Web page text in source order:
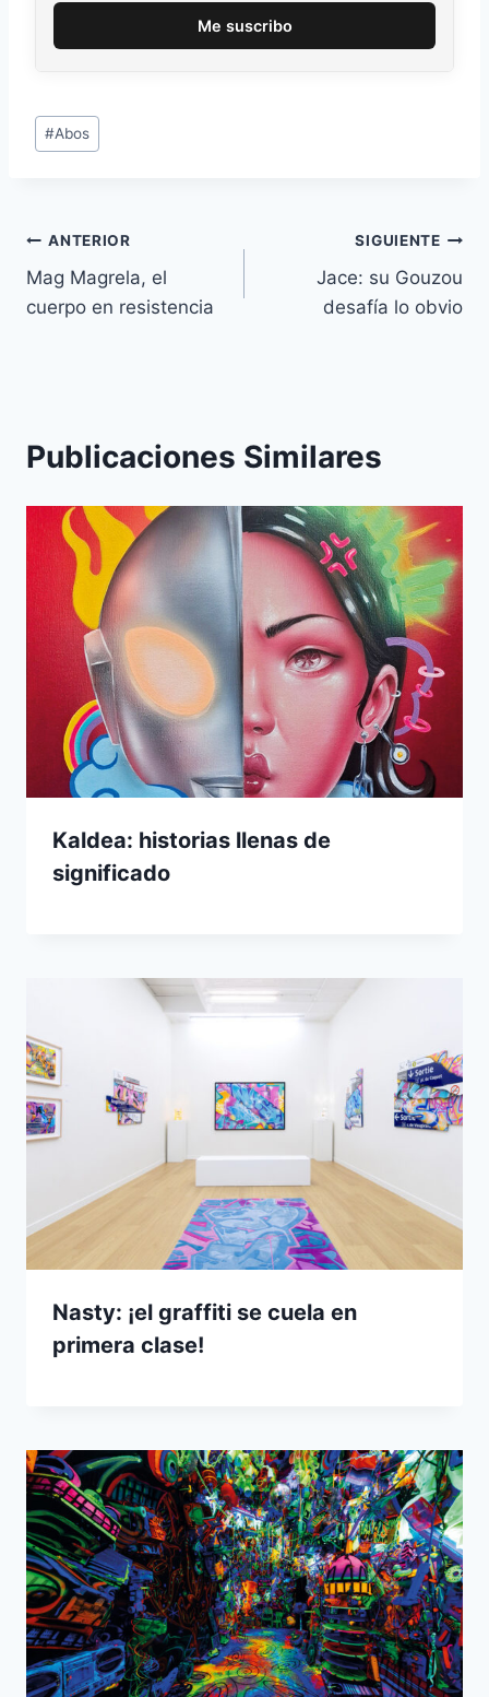
Me suscribo
Etiquetas
de
#Abos
Navegación
de
ANTERIOR
Mag Magrela, el
cuerpo en resistencia
SIGUIENTE
Jace: su Gouzou
desafía lo obvio
Publicaciones Similares
Kaldea: historias llenas de
significado
Nasty: ¡el graffiti se cuela en
primera clase!